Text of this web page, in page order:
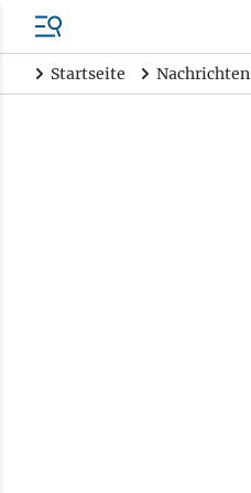
Startseite Nachrichten